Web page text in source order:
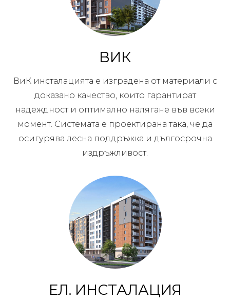
ВИК
ВиК инсталацията е изградена от материали с
доказано качество, които гарантират
надеждност и оптимално налягане във всеки
момент. Системата е проектирана така, че да
осигурява лесна поддръжка и дългосрочна
издръжливост.
ЕЛ. ИНСТАЛАЦИЯ